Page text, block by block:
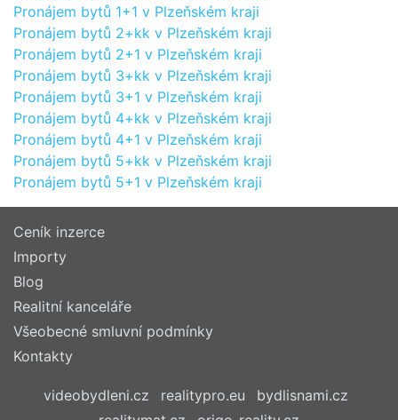
Pronájem bytů 1+1 v Plzeňském kraji
Pronájem bytů 2+kk v Plzeňském kraji
Pronájem bytů 2+1 v Plzeňském kraji
Pronájem bytů 3+kk v Plzeňském kraji
Pronájem bytů 3+1 v Plzeňském kraji
Pronájem bytů 4+kk v Plzeňském kraji
Pronájem bytů 4+1 v Plzeňském kraji
Pronájem bytů 5+kk v Plzeňském kraji
Pronájem bytů 5+1 v Plzeňském kraji
Ceník inzerce
Importy
Blog
Realitní kanceláře
Všeobecné smluvní podmínky
Kontakty
videobydleni.cz realitypro.eu
bydlisnami.cz